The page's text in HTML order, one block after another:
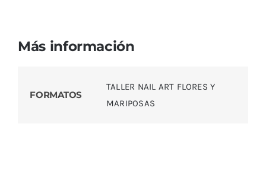
Más información
FORMATOS
TALLER NAIL ART FLORES Y
MARIPOSAS